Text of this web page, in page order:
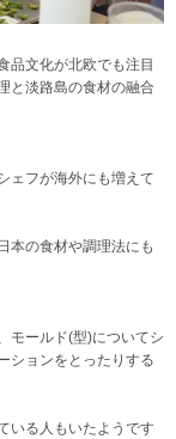
品文化が北欧でも注目
と淡路島の食材の融合
ェフが海外にも増えて
本の食材や調理法にも
モールド(型)についてシ
ションをとったりする
いる人もいたようです